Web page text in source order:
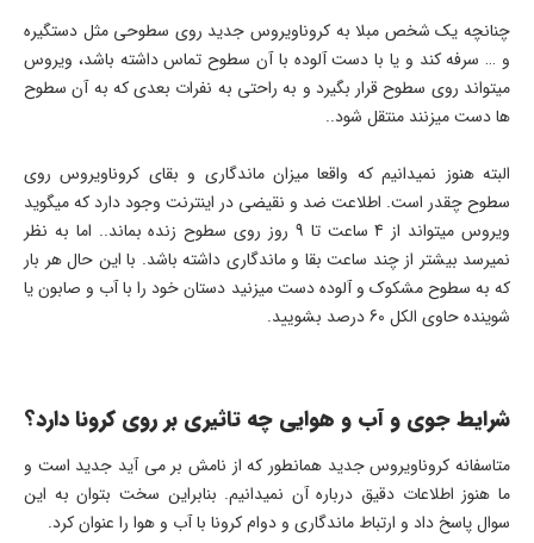
چنانچه یک شخص مبلا به کروناویروس جدید روی سطوحی مثل دستگیره
و … سرفه کند و یا با دست آلوده با آن سطوح تماس داشته باشد، ویروس
میتواند روی سطوح قرار بگیرد و به راحتی به نفرات بعدی که به آن سطوح
ها دست میزنند منتقل شود..
البته هنوز نمیدانیم که واقعا میزان ماندگاری و بقای کروناویروس روی
سطوح چقدر است. اطلاعت ضد و نقیضی در اینترنت وجود دارد که میگوید
ویروس میتواند از 4 ساعت تا 9 روز روی سطوح زنده بماند.. اما به نظر
نمیرسد بیشتر از چند ساعت بقا و ماندگاری داشته باشد. با این حال هر بار
که به سطوح مشکوک و آلوده دست میزنید دستان خود را با آب و صابون یا
شوینده حاوی الکل 60 درصد بشویید.
شرایط جوی و آب و هوایی چه تاثیری بر روی کرونا دارد؟
متاسفانه کروناویروس جدید همانطور که از نامش بر می آید جدید است و
ما هنوز اطلاعات دقیق درباره آن نمیدانیم. بنابراین سخت بتوان به این
سوال پاسخ داد و ارتباط ماندگاری و دوام کرونا با آب و هوا را عنوان کرد.